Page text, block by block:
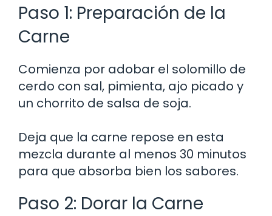
Paso 1: Preparación de la
Carne
Comienza por adobar el solomillo de
cerdo con sal, pimienta, ajo picado y
un chorrito de salsa de soja.
Deja que la carne repose en esta
mezcla durante al menos 30 minutos
para que absorba bien los sabores.
Paso 2: Dorar la Carne